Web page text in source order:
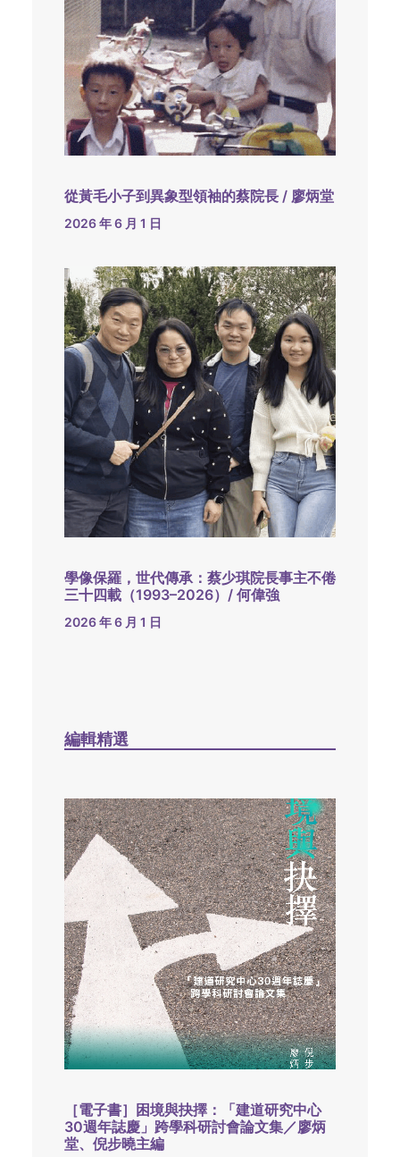
從黃毛小子到異象型領袖的蔡院長 / 廖炳堂
2026 年 6 月 1 日
學像保羅，世代傳承：蔡少琪院長事主不倦
三十四載（1993–2026）/ 何偉強
2026 年 6 月 1 日
編輯精選
［電子書］困境與抉擇：「建道研究中心
30週年誌慶」跨學科研討會論文集／廖炳
堂、倪步曉主編